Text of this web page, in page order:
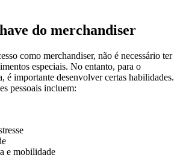
do merchandiser
como merchandiser, não é necessário ter
especiais. No entanto, para o
é importante desenvolver certas habilidades.
pessoais incluem:
e mobilidade